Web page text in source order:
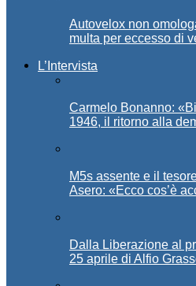
Autovelox non
multa per eccesso di
L’Intervista
Carmelo Bonanno:
1946, il ritorno alla
M5s assente e il
Asero: «Ecco cos’è
Dalla Liberazione al
25 aprile di Alfio